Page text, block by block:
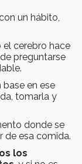
un hábito,
el cerebro hace
preguntarse
en ese
tomarla y
donde se
de esa comida.
los